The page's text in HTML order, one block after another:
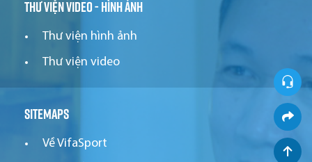
Thư viện video - hình ảnh
Thư viện hình ảnh
Thư viện video
Sitemaps
Về VifaSport